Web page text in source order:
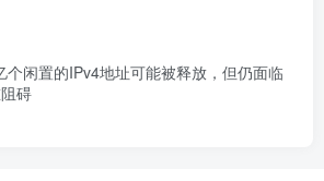
个闲置的IPv4地址可能被释放，但仍面临
碍